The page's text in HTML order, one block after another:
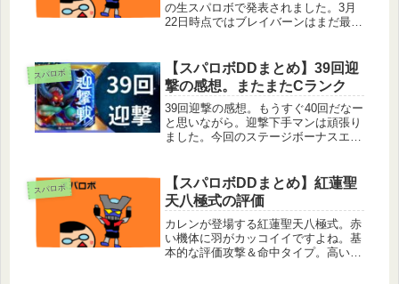
の生スパロボで発表されました。3月
22日時点ではブレイバーンはまだ最終
【#生スパロボチャンネル 速報】「勇
気爆発バーンブレイバーン」の...
スパロボ
【スパロボDDまとめ】39回迎
撃の感想。またまたCランク
39回迎撃の感想。もうすぐ40回だなー
と思いながら。迎撃下手マンは頑張り
ました。今回のステージボーナスエリ
最大600%）オーバー防御(1％)属性撃
破(特殊12...
スパロボ
【スパロボDDまとめ】紅蓮聖
天八極式の評価
カレンが登場する紅蓮聖天八極式。赤
い機体に羽がカッコイイですよね。基
本的な評価攻撃＆命中タイプ。高い攻